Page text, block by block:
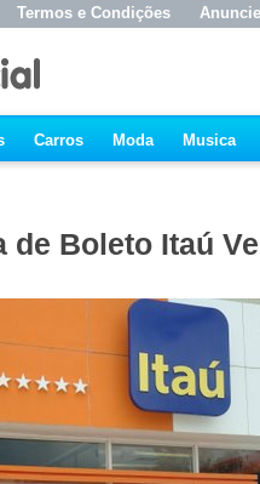
Termos e Condições Anuncie
Carros Moda Musica
de Boleto Itaú